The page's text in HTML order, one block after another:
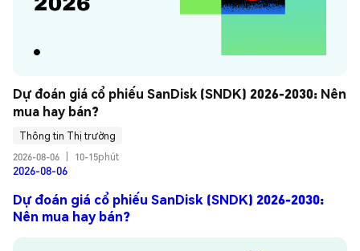
Dự đoán giá cổ phiếu SanDisk (SNDK) 2026-2030: Nên
mua hay bán?
Thông tin Thị trường
2026-08-06
10-15phút
2026-08-06
Dự đoán giá cổ phiếu SanDisk (SNDK) 2026-2030:
Nên mua hay bán?